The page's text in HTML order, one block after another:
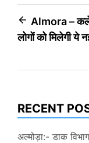
Post
navigation
Almora –
लोगों को मिलेगी ये
RECENT
अल्मोड़ा:- डाक